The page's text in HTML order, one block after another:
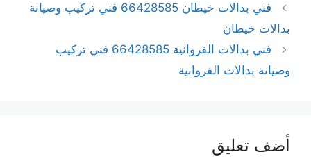
فني بدالات خيطان 66428585 فني تركيب وصيانة
بدالات خيطان
فني بدالات الفروانية 66428585 فني تركيب
وصيانة بدالات الفروانية
أضف تعليق